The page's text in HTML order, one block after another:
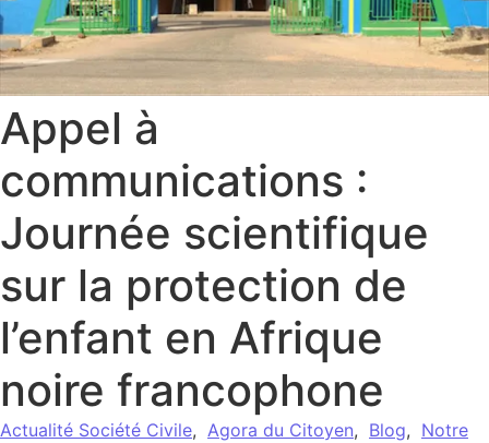
Appel à
communications :
Journée scientifique
sur la protection de
l’enfant en Afrique
noire francophone
Actualité Société Civile, Agora du Citoyen, Blog, Notre